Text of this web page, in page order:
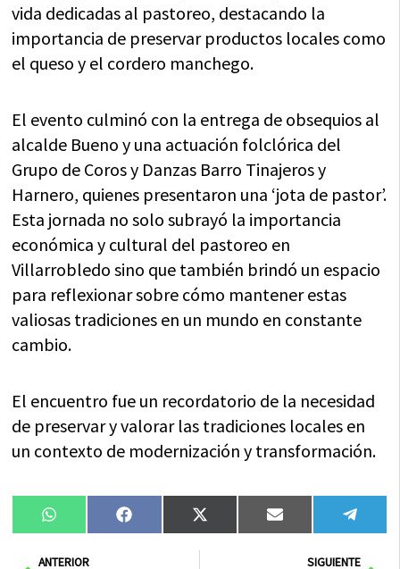
vida dedicadas al pastoreo, destacando la
importancia de preservar productos locales como
el queso y el cordero manchego.
El evento culminó con la entrega de obsequios al
alcalde Bueno y una actuación folclórica del
Grupo de Coros y Danzas Barro Tinajeros y
Harnero, quienes presentaron una ‘jota de pastor’.
Esta jornada no solo subrayó la importancia
económica y cultural del pastoreo en
Villarrobledo sino que también brindó un espacio
para reflexionar sobre cómo mantener estas
valiosas tradiciones en un mundo en constante
cambio.
El encuentro fue un recordatorio de la necesidad
de preservar y valorar las tradiciones locales en
un contexto de modernización y transformación.
Compartir
en
WhatsAppCompartir
en
FacebookCompartir
en
X
(Twitter)
Compartir
en
Email
en
AntANTERIOR SIGUIENTE